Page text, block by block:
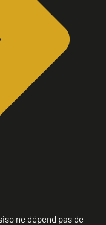
ne dépend pas de